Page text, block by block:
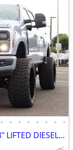
• • • • • • • •
2026 Ford F-350 PLATINUM 24"RIMS 38" LIFTED DIESEL TRUCK 4X4 LOADED